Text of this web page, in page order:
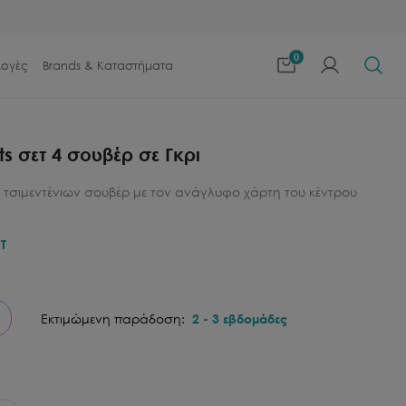
Brands & Καταστήματα
0
σετ 4 σουβέρ σε Γκρι
σουβέρ με τον ανάγλυφο χάρτη του κέντρου
Εκτιμώμενη παράδοση: 2 - 3 εβδομάδες